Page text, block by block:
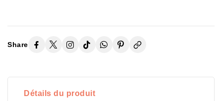
Share
Détails du produit